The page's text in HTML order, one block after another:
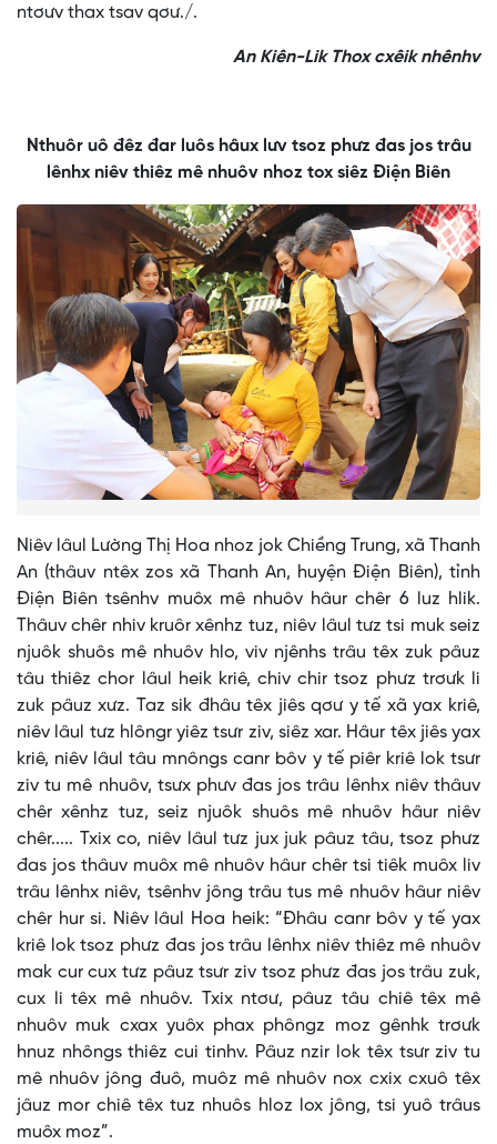
ntơưv thax tsav qơư./.
An Kiên-Lik Thox cxêik nhênhv
Nthuôr uô đêz đar luôs hâux lưv tsoz phưz đas jos trâu
lênhx niêv thiêz mê nhuôv nhoz tox siêz Điện Biên
Niêv lâul Lường Thị Hoa nhoz jok Chiềng Trung, xã Thanh
An (thâuv ntêx zos xã Thanh An, huyện Điện Biên), tỉnh
Điện Biên tsênhv muôx mê nhuôv hâur chêr 6 luz hlik.
Thâuv chêr nhiv kruôr xênhz tuz, niêv lâul tưz tsi muk seiz
njuôk shuôs mê nhuôv hlo, viv njênhs trâu têx zuk pâuz
tâu thiêz chor lâul heik kriê, chiv chir tsoz phưz trơưk li
zuk pâuz xưz. Taz sik đhâu têx jiês qơư y tế xã yax kriê,
niêv lâul tưz hlôngr yiêz tsưr ziv, siêz xar. Hâur têx jiês yax
kriê, niêv lâul tâu mnôngs canr bôv y tế piêr kriê lok tsưr
ziv tu mê nhuôv, tsưx phưv đas jos trâu lênhx niêv thâuv
chêr xênhz tuz, seiz njuôk shuôs mê nhuôv hâur niêv
chêr..... Txix co, niêv lâul tưz jux juk pâuz tâu, tsoz phưz
đas jos thâuv muôx mê nhuôv hâur chêr tsi tiêk muôx liv
trâu lênhx niêv, tsênhv jông trâu tus mê nhuôv hâur niêv
chêr hur si. Niêv lâul Hoa heik: “Đhâu canr bôv y tế yax
kriê lok tsoz phưz đas jos trâu lênhx niêv thiêz mê nhuôv
mak cur cux tưz pâuz tsưr ziv tsoz phưz đas jos trâu zuk,
cux li têx mê nhuôv. Txix ntơư, pâuz tâu chiê têx mê
nhuôv muk cxax yuôx phax phôngz moz gênhk trơưk
hnuz nhôngs thiêz cui tinhv. Pâuz nzir lok têx tsưr ziv tu
mê nhuôv jông đuô, muôz mê nhuôv nox cxix cxuô têx
jâuz mor chiê têx tuz nhuôs hloz lox jông, tsi yuô trâus
muôx moz”.